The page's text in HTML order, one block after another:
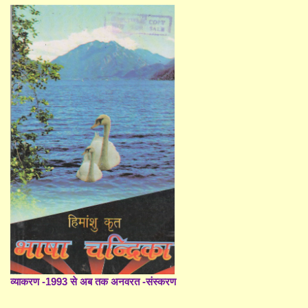
व्याकरण -1993 से अब तक अनवरत -संस्करण